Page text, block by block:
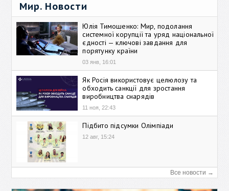
Мир. Новости
Юлія Тимошенко: Мир, подолання
системної корупції та уряд національної
єдності — ключові завдання для
порятунку країни
03 янв, 16:01
Як Росія використовує целюлозу та
обходить санкції для зростання
виробництва снарядів
11 ноя, 22:43
Підбито підсумки Олімпіади
12 авг, 15:24
Все новости →